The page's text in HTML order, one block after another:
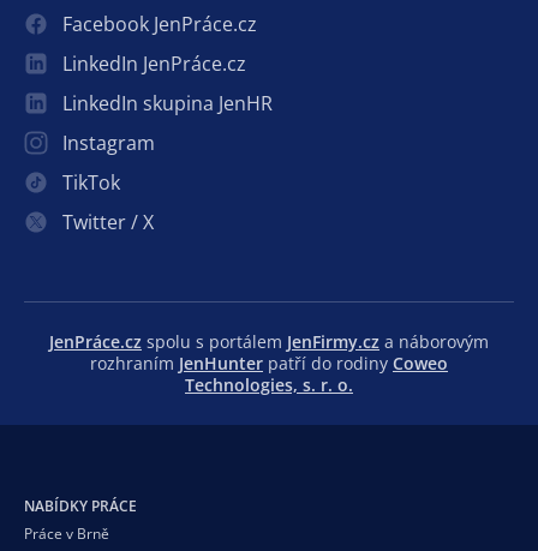
Facebook JenPráce.cz
LinkedIn JenPráce.cz
LinkedIn skupina JenHR
Instagram
TikTok
Twitter / X
JenPráce.cz spolu s portálem JenFirmy.cz a náborovým
rozhraním JenHunter patří do rodiny Coweo
Technologies, s. r. o.
NABÍDKY PRÁCE
Práce v Brně